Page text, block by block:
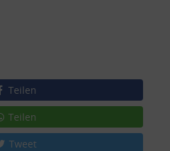
Teilen
Teilen
Tweet